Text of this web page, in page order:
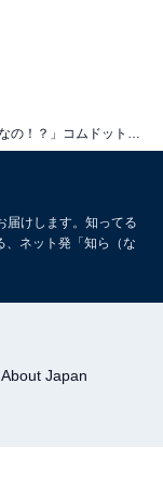
届けします。知ってる
、ネット発「知ら（な
Japan